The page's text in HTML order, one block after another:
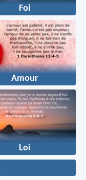
Foi
Amour
Loi